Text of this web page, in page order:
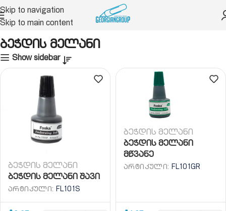
Skip to navigation
Skip to main content
თარიღატორი, ნუმერატორი
ბეჭდის მელანი
Show sidebar
ბეჭდის მელანი
ბეჭდის მელანი შავი
ᲐᲠᲢᲘᲙᲣᲚᲘ: FL101S
ბეჭდის მელანი
ბეჭდის მელანი
მწვანე
ᲐᲠᲢᲘᲙᲣᲚᲘ: FL101GR